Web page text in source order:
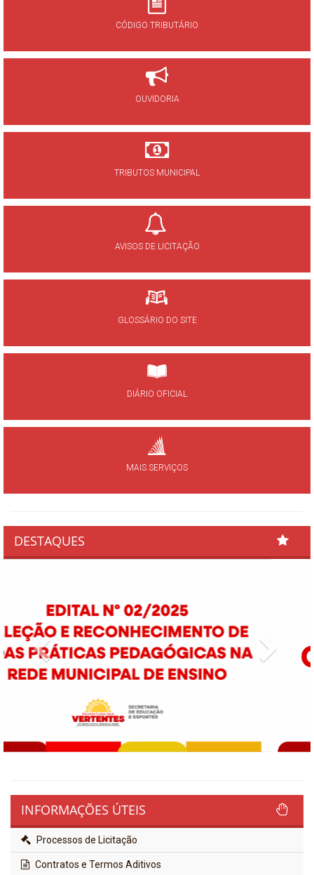
CÓDIGO TRIBUTÁRIO
OUVIDORIA
TRIBUTOS MUNICIPAL
AVISOS DE LICITAÇÃO
GLOSSÁRIO DO SITE
DIÁRIO OFICIAL
MAIS SERVIÇOS
DESTAQUES
Previous Next
INFORMAÇÕES ÚTEIS
Processos de Licitação
Contratos e Termos Aditivos